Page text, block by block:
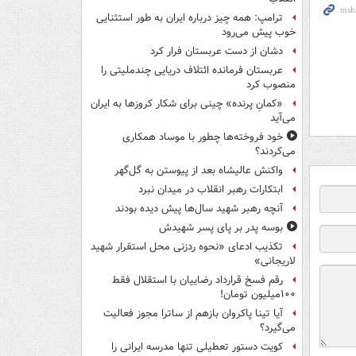
ترامپ: همه چیز درباره ایران به طور استثنایی
خوب پیش می‌رود
دشان از دست عربستان فرار کرد
عربستان فرمانده ائتلاف دریایی چندملیتی را
منصوب کرد
«کمانِ پرنده» چینی برای شکار کروزها به ایران
می‌آید
خود فروخته‌ها چطور با موساد همکاری
می‌کردند؟
واکنش عالیشاه بعد از پیوستن به گل‌گهر
ابتکارات رهبر انقلاب در میدان نبرد
آنچه رهبر شهید سال‌ها پیش دیده بودند
بوسه‌ پدر بر پای پسر شهیدش
تکذیب ادعای «نحوه ردزنی محل استقرار شهید
لاریجانی»
رقم فسخ قرارداد رضاییان با استقلال فقط
۱۰۰میلیون تومان!
آیا تینا پاکروان بازهم از ساترا مجوز فعالیت
می‌گیرد؟
کویت دستور تعطیلی تنها مدرسه ایرانی را